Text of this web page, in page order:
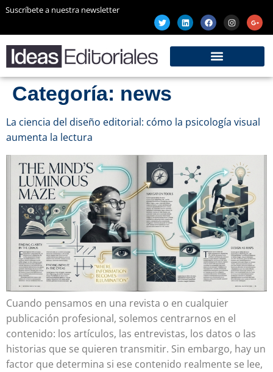
Suscríbete a nuestra newsletter
Categoría: news
La ciencia del diseño editorial: cómo la psicología visual
aumenta la lectura
Cuando pensamos en una revista o en cualquier
publicación profesional, solemos centrarnos en el
contenido: los artículos, las entrevistas, los datos o las
historias que se quieren transmitir. Sin embargo, hay un
factor que determina si ese contenido realmente se lee,